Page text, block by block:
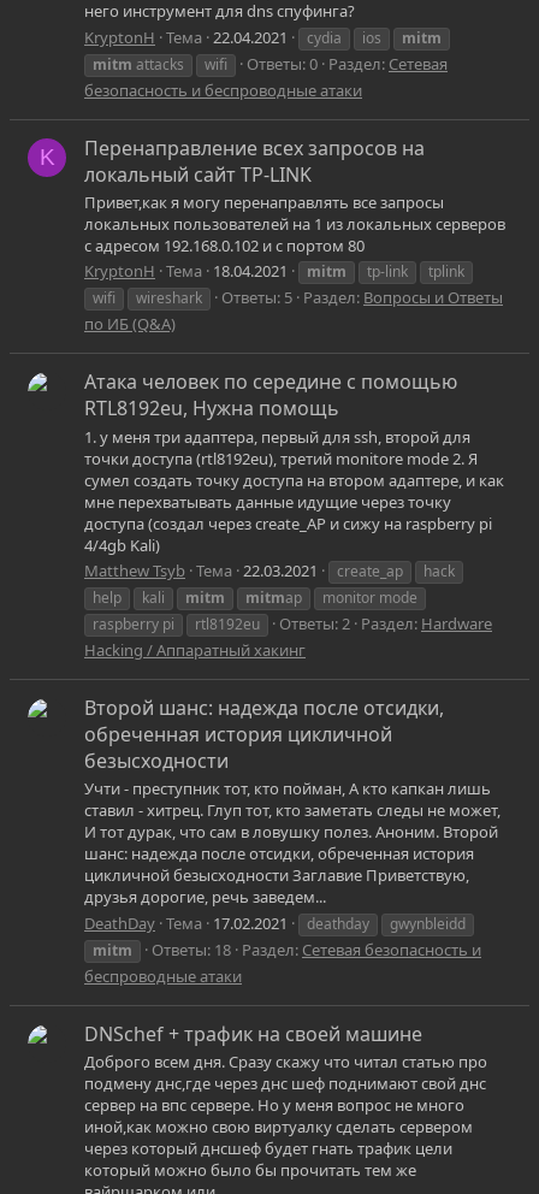
него инструмент для dns спуфинга?
KryptonH Тема 22.04.2021 cydia ios
mitm
mitm attacks wifi Ответы: 0 Раздел: Сетевая
безопасность и беспроводные атаки
K
Перенаправление всех запросов на
локальный сайт TP-LINK
Привет,как я могу перенаправлять все запросы
локальных пользователей на 1 из локальных серверов
с адресом 192.168.0.102 и с портом 80
KryptonH Тема 18.04.2021 mitm tp-link
tplink
wifi
wireshark Ответы: 5 Раздел: Вопросы и Ответы
по ИБ (Q&A)
Атака человек по середине с помощью
RTL8192eu, Нужна помощь
1. у меня три адаптера, первый для ssh, второй для
точки доступа (rtl8192eu), третий monitore mode 2. Я
сумел создать точку доступа на втором адаптере, и как
мне перехватывать данные идущие через точку
доступа (создал через create_AP и сижу на raspberry pi
4/4gb Kali)
Matthew Tsyb Тема 22.03.2021 create_ap
hack
help
kali mitm mitmap
monitor mode
raspberry pi
rtl8192eu Ответы: 2 Раздел: Hardware
Hacking / Аппаратный хакинг
Второй шанс: надежда после отсидки,
обреченная история цикличной
безысходности
Учти - преступник тот, кто пойман, А кто капкан лишь
ставил - хитрец. Глуп тот, кто заметать следы не может,
И тот дурак, что сам в ловушку полез. Аноним. Второй
шанс: надежда после отсидки, обреченная история
цикличной безысходности Заглавие Приветствую,
друзья дорогие, речь заведем...
DeathDay Тема 17.02.2021 deathday
gwynbleidd
mitm
Ответы: 18 Раздел: Сетевая безопасность и
беспроводные атаки
DNSchef + трафик на своей машине
Доброго всем дня. Сразу скажу что читал статью про
подмену днс,где через днс шеф поднимают свой днс
сервер на впс сервере. Но у меня вопрос не много
иной,как можно свою виртуалку сделать сервером
через который днсшеф будет гнать трафик цели
который можно было бы прочитать тем же